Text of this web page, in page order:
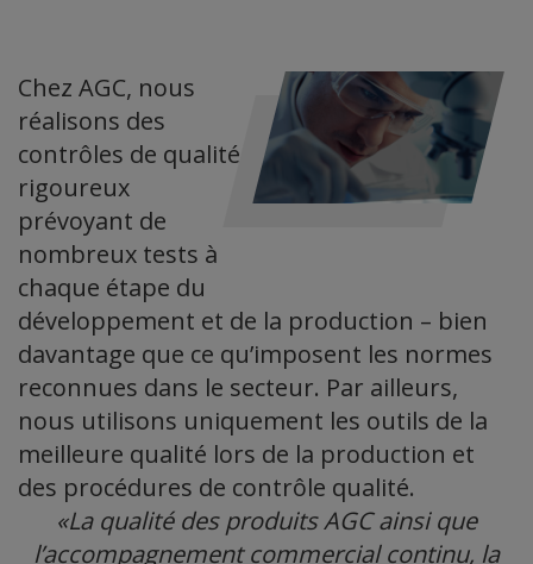
Chez AGC, nous
réalisons des
contrôles de qualité
rigoureux
prévoyant de
nombreux tests à
chaque étape du
développement et de la production – bien
davantage que ce qu’imposent les normes
reconnues dans le secteur. Par ailleurs,
nous utilisons uniquement les outils de la
meilleure qualité lors de la production et
des procédures de contrôle qualité.
«La qualité des produits AGC ainsi que
l’accompagnement commercial continu, la